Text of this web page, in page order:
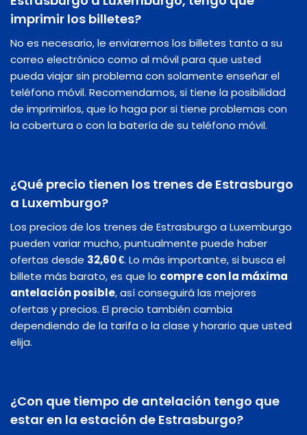
imprimir los billetes?
No es necesario, le enviaremos los billetes tanto a su
correo electrónico como al móvil para que usted
pueda viajar sin problema con solamente enseñar el
teléfono móvil. Recomendamos, si tiene la posibilidad
de imprimirlos, que lo haga por si tiene problemas con
la cobertura o con la batería de su teléfono móvil.
¿Qué precio tienen los trenes de Estrasburgo
a Luxemburgo?
Los precios de los trenes de Estrasburgo a Luxemburgo
pueden variar mucho, puntualmente puede haber
ofertas desde 32,60 €. Lo más importante, si busca el
billete más barato, es que lo compre con la máxima
antelación posible, así conseguirá las mejores
ofertas y precios. El precio también cambia
dependiendo de la tarifa o la clase y horario que usted
elija.
¿Con que tiempo de antelación tengo que
estar en la estación de Estrasburgo?